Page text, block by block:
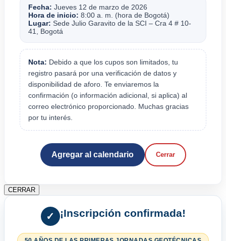
Fecha: Jueves 12 de marzo de 2026
Hora de inicio: 8:00 a. m. (hora de Bogotá)
Lugar: Sede Julio Garavito de la SCI – Cra 4 # 10-
41, Bogotá
Nota: Debido a que los cupos son limitados, tu
registro pasará por una verificación de datos y
disponibilidad de aforo. Te enviaremos la
confirmación (o información adicional, si aplica) al
correo electrónico proporcionado. Muchas gracias
por tu interés.
Agregar al calendario Cerrar
CERRAR
✓ ¡Inscripción confirmada!